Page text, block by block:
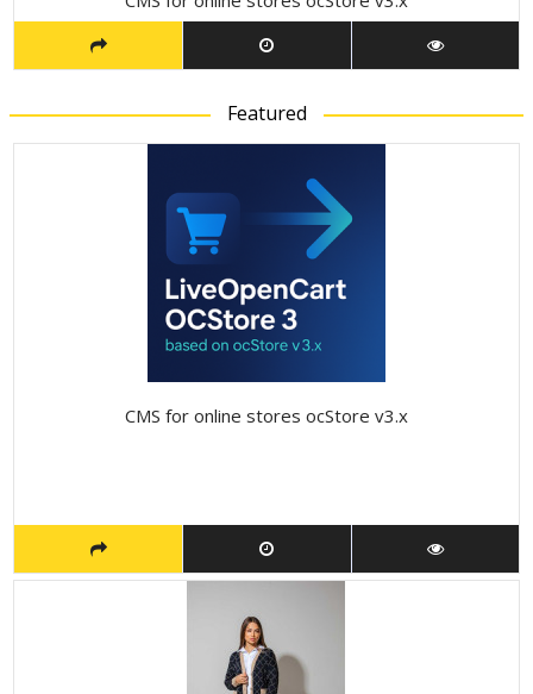
Featured
CMS for online stores ocStore v3.x